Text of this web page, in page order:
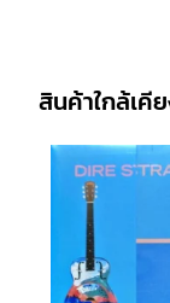
สินค้าใกล้เคี